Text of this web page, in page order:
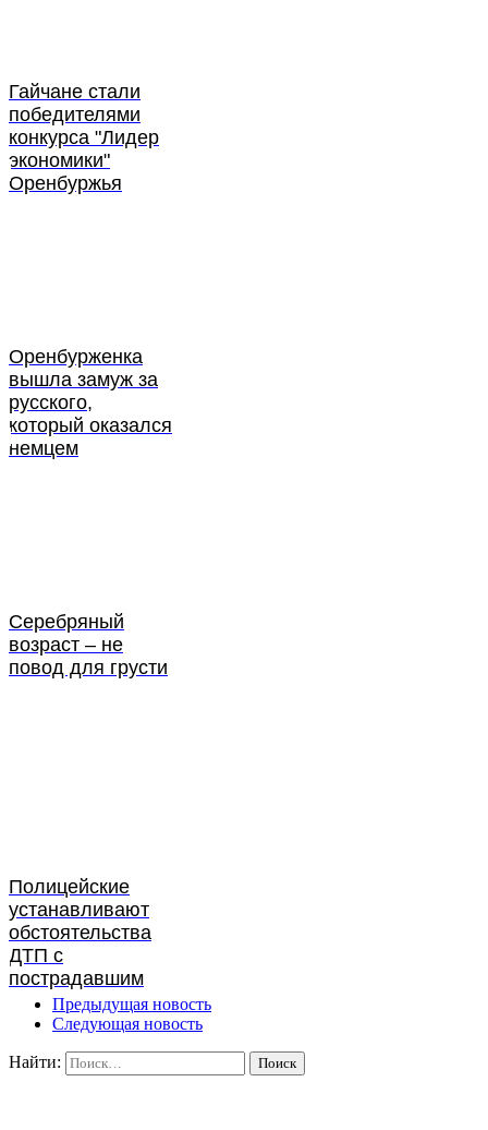
Гайчане стали
победителями
конкурса "Лидер
экономики"
Оренбуржья
Оренбурженка
вышла замуж за
русского,
который оказался
немцем
Серебряный
возраст – не
повод для грусти
Полицейские
устанавливают
обстоятельства
ДТП с
пострадавшим
Предыдущая новость
Следующая новость
Найти: